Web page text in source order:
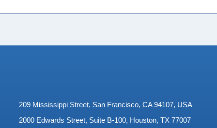
209 Mississippi Street, San Francisco, CA 94107, USA
2000 Edwards Street, Suite B-100, Houston, TX 77007